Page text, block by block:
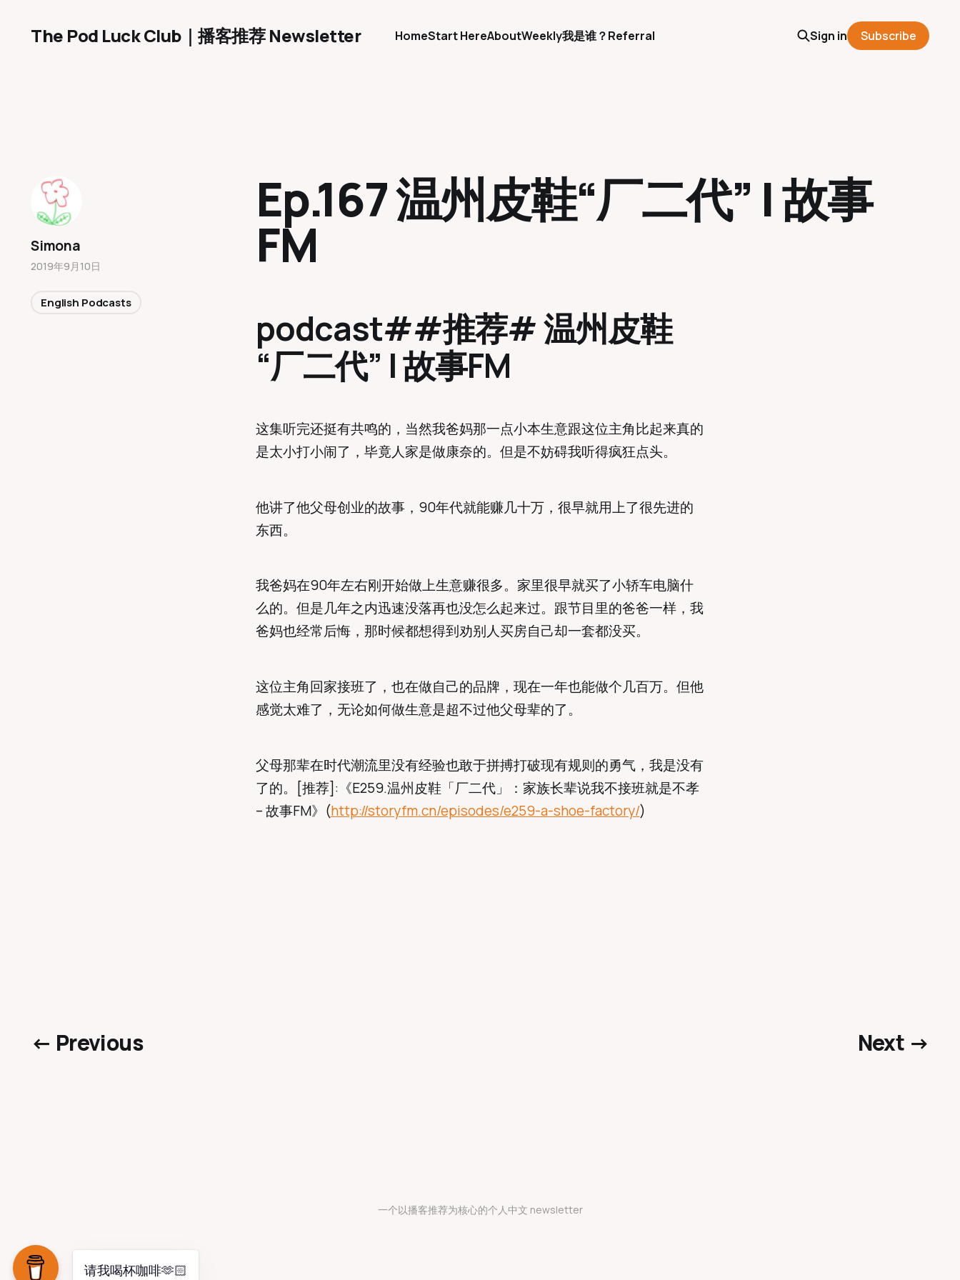
The Pod Luck Club｜播客推荐 Newsletter HomeStart HereAboutWeekly我是谁？Referral Sign in Subscribe
podcast##推荐# 温州皮鞋
“厂二代” | 故事FM
这集听完还挺有共鸣的，当然我爸妈那一点小本生意跟这位主角比起来真的
是太小打小闹了，毕竟人家是做康奈的。但是不妨碍我听得疯狂点头。
他讲了他父母创业的故事，90年代就能赚几十万，很早就用上了很先进的
东西。
我爸妈在90年左右刚开始做上生意赚很多。家里很早就买了小轿车电脑什
么的。但是几年之内迅速没落再也没怎么起来过。跟节目里的爸爸一样，我
爸妈也经常后悔，那时候都想得到劝别人买房自己却一套都没买。
这位主角回家接班了，也在做自己的品牌，现在一年也能做个几百万。但他
感觉太难了，无论如何做生意是超不过他父母辈的了。
父母那辈在时代潮流里没有经验也敢于拼搏打破现有规则的勇气，我是没有
了的。[推荐]:《E259.温州皮鞋「厂二代」：家族长辈说我不接班就是不孝
– 故事FM》(http://storyfm.cn/episodes/e259-a-shoe-factory/)
Ep.167 温州皮鞋“厂二代” | 故事
FM
Simona
2019年9月10日
English Podcasts
← Previous Next →
一个以播客推荐为核心的个人中文 newsletter
请我喝杯咖啡🫶🏻